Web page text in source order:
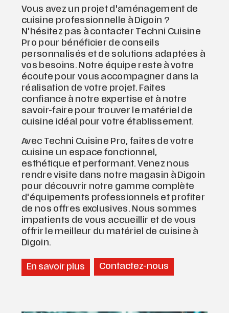
Vous avez un projet d'aménagement de
cuisine professionnelle à Digoin ?
N'hésitez pas à contacter Techni Cuisine
Pro pour bénéficier de conseils
personnalisés et de solutions adaptées à
vos besoins. Notre équipe reste à votre
écoute pour vous accompagner dans la
réalisation de votre projet. Faites
confiance à notre expertise et à notre
savoir-faire pour trouver le matériel de
cuisine idéal pour votre établissement.
Avec Techni Cuisine Pro, faites de votre
cuisine un espace fonctionnel,
esthétique et performant. Venez nous
rendre visite dans notre magasin à Digoin
pour découvrir notre gamme complète
d'équipements professionnels et profiter
de nos offres exclusives. Nous sommes
impatients de vous accueillir et de vous
offrir le meilleur du matériel de cuisine à
Digoin.
En savoir plus Contactez-nous